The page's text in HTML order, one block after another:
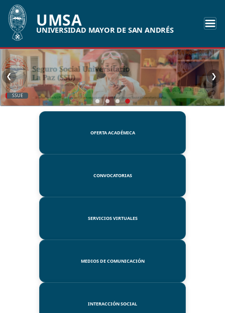
UMSA
UNIVERSIDAD MAYOR DE SAN ANDRÉS
SSUE
❮ ❯
OFERTA ACADÉMICA
CONVOCATORIAS
SERVICIOS VIRTUALES
MEDIOS DE COMUNICACIÓN
INTERACCIÓN SOCIAL